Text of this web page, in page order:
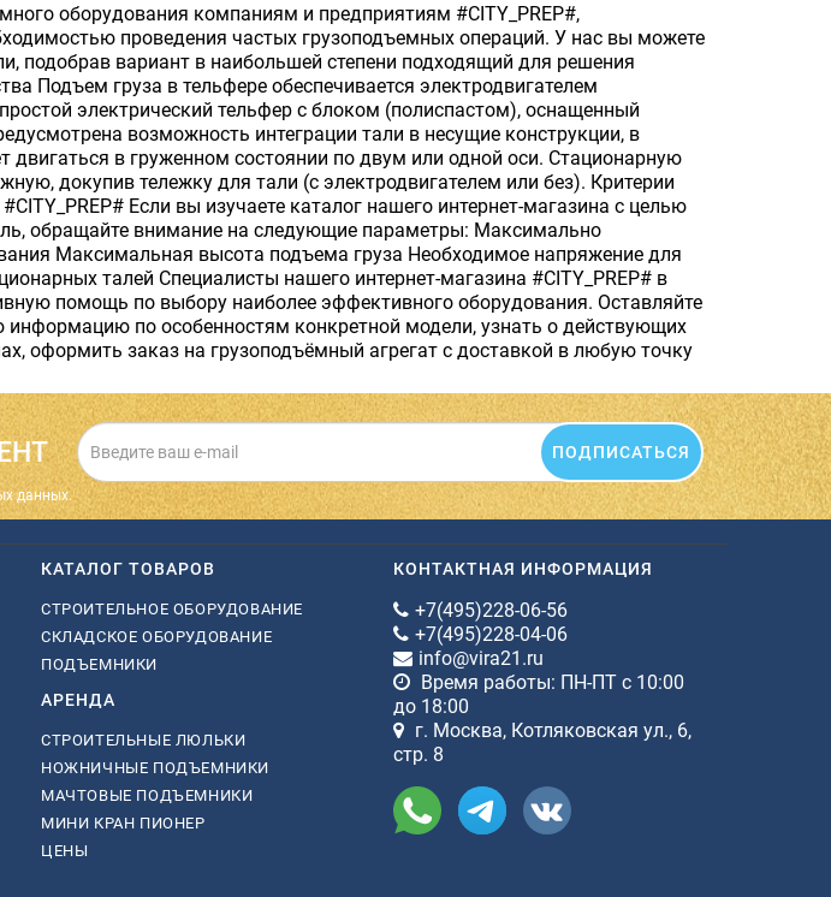
оборудования компаниям и предприятиям #CITY_PREP#,
проведения частых грузоподъемных операций. У нас вы можете
подобрав вариант в наибольшей степени подходящий для решения
Подъем груза в тельфере обеспечивается электродвигателем
электрический тельфер с блоком (полиспастом), оснащенный
возможность интеграции тали в несущие конструкции, в
двигаться в груженном состоянии по двум или одной оси. Стационарную
докупив тележку для тали (с электродвигателем или без). Критерии
Если вы изучаете каталог нашего интернет-магазина с целью
обращайте внимание на следующие параметры: Максимально
Максимальная высота подъема груза Необходимое напряжение для
талей Специалисты нашего интернет-магазина #CITY_PREP# в
помощь по выбору наиболее эффективного оборудования. Оставляйте
информацию по особенностям конкретной модели, узнать о действующих
оформить заказ на грузоподъёмный агрегат с доставкой в любую точку
ПОДПИСАТЬСЯ
данных.
КАТАЛОГ ТОВАРОВ
СТРОИТЕЛЬНОЕ ОБОРУДОВАНИЕ
СКЛАДСКОЕ ОБОРУДОВАНИЕ
ПОДЪЕМНИКИ
АРЕНДА
СТРОИТЕЛЬНЫЕ ЛЮЛЬКИ
НОЖНИЧНЫЕ ПОДЪЕМНИКИ
МАЧТОВЫЕ ПОДЪЕМНИКИ
МИНИ КРАН ПИОНЕР
ЦЕНЫ
КОНТАКТНАЯ ИНФОРМАЦИЯ
+7(495)228-06-56
+7(495)228-04-06
info@vira21.ru
Время работы: ПН-ПТ с 10:00
до 18:00
г. Москва, Котляковская ул., 6,
стр. 8